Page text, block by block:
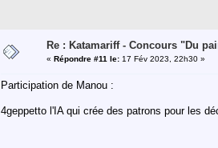
Re : Katamariff - Concours "Du
« Répondre #11 le: 17 Fév 2023, 22h30 »
Participation de Manou :
4geppetto l'IA qui crée des patrons pour les